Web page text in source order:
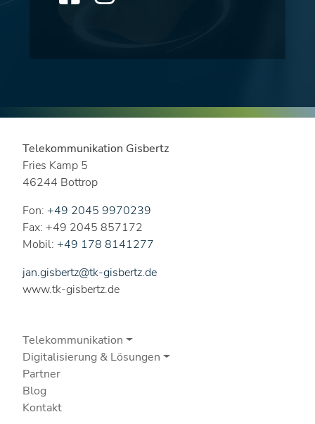
Telekommunikation Gisbertz
Fries Kamp 5
46244 Bottrop
Fon: +49 2045 9970239
Fax: +49 2045 857172
Mobil: +49 178 8141277
jan.gisbertz@tk-gisbertz.de
www.tk-gisbertz.de
Telekommunikation
Digitalisierung & Lösungen
Partner
Blog
Kontakt